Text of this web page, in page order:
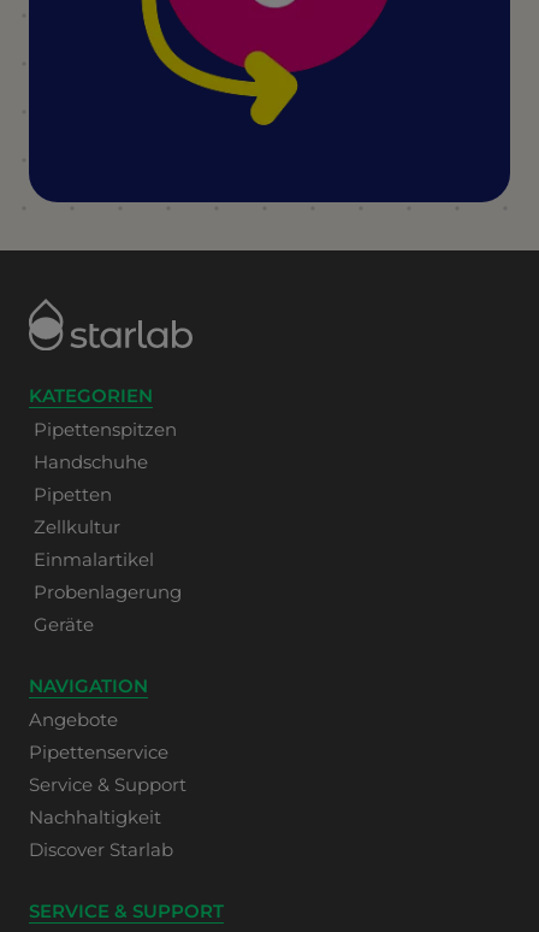
KATEGORIEN
Pipettenspitzen
Handschuhe
Pipetten
Zellkultur
Einmalartikel
Probenlagerung
Geräte
NAVIGATION
Angebote
Pipettenservice
Service & Support
Nachhaltigkeit
Discover Starlab
SERVICE & SUPPORT